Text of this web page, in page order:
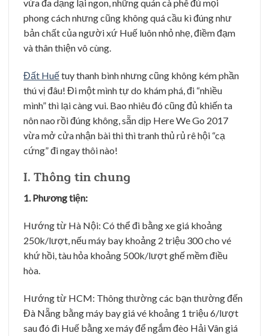
vừa đa dạng lại ngon, những quán cà phê đủ mọi
phong cách nhưng cũng không quá cầu kì đúng như
bản chất của người xứ Huế luôn nhỏ nhẹ, điềm đạm
và thân thiện vô cùng.
Đất Huếtuy thanh bình nhưng cũng không kém phần
thú vị đâu! Đi một mình tự do khám phá, đi “nhiều
mình” thì lại càng vui. Bao nhiêu đó cũng đủ khiến ta
nôn nao rồi đúng không, sẵn dịp Here We Go 2017
vừa mở cửa nhận bài thi thì tranh thủ rủ rê hội “cạ
cứng” đi ngay thôi nào!
I. Thông tin chung
1. Phương tiện:
Hướng từ Hà Nội: Có thể đi bằng xe giá khoảng
250k/lượt, nếu máy bay khoảng 2 triệu 300 cho vé
khứ hồi, tàu hỏa khoảng 500k/lượt ghế mềm điều
hòa.
Hướng từ HCM: Thông thường các bạn thường đến
Đà Nẵng bằng máy bay giá vé khoảng 1 triệu 6/lượt
sau đó đi Huế bằng xe máy để ngắm đèo Hải Vân giá